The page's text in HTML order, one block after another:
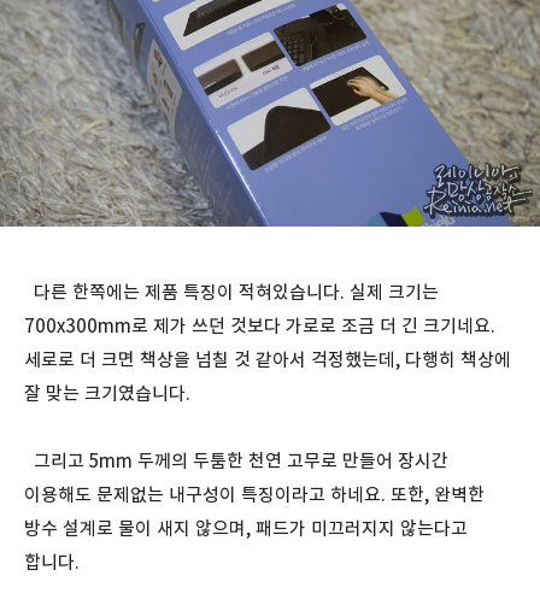
다른 한쪽에는 제품 특징이 적혀있습니다. 실제 크기는
700x300mm로 제가 쓰던 것보다 가로로 조금 더 긴 크기네요.
세로로 더 크면 책상을 넘칠 것 같아서 걱정했는데, 다행히 책상에
잘 맞는 크기였습니다.
그리고 5mm 두께의 두툼한 천연 고무로 만들어 장시간
이용해도 문제없는 내구성이 특징이라고 하네요. 또한, 완벽한
방수 설계로 물이 새지 않으며, 패드가 미끄러지지 않는다고
합니다.